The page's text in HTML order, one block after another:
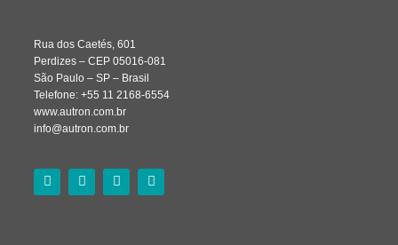
Rua dos Caetés, 601
Perdizes – CEP 05016-081
São Paulo – SP – Brasil
Telefone: +55 11 2168-6554
www.autron.com.br
info@autron.com.br